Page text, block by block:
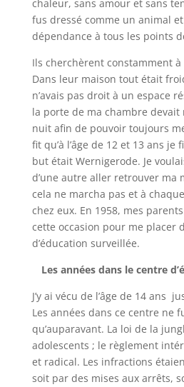
chaleur, sans amour et sans
fus dressé comme un animal
dépendance à tous les points
Ils cherchèrent constamment
Dans leur maison tout était
n’avais pas droit à un espace
la porte de ma chambre
nuit afin de pouvoir toujours
fit qu’à l’âge de 12 et 13 ans je
but était Wernigerode. Je
d’une autre aller retrouver ma
cela ne marcha pas et à
chez eux. En 1958, mes
cette occasion pour me placer
d’éducation surveillée.
Les années dans le centre
J’y ai vécu de l’âge de 14 ans
Les années dans ce centre ne
qu’auparavant. La loi de la
adolescents ; le règlement
et radical. Les infractions
soit par des mises aux arrêts,